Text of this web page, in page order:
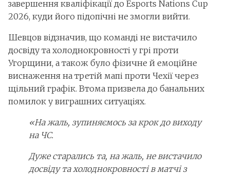
завершення кваліфікації до Esports Nations Cup
2026, куди його підопічні не змогли вийти.
Шевцов відзначив, що команді не вистачило
досвіду та холоднокровності у грі проти
Угорщини, а також було фізичне й емоційне
виснаження на третій мапі проти Чехії через
щільний графік. Втома призвела до банальних
помилок у виграшних ситуаціях.
«На жаль, зупиняємось за крок до виходу
на ЧС.
Дуже старались та, на жаль, не вистачило
досвіду та холоднокровності в матчі з